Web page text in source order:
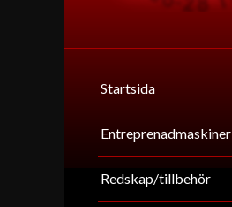
Startsida
Entreprenadmaskiner
Redskap/tillbehör